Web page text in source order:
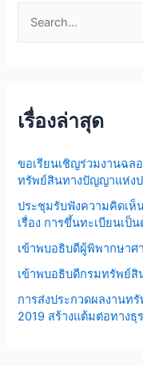
c
f
o
r
เรื่องล่าสุด
ขอเรียนเชิญร่วมงานฉล
ทรัพย์สินทางปัญญาแห่งป
ประชุมรับฟังความคิดเห็
เรื่อง การขึ้นทะเบียนเป็
เข้าพบอธิบดีผู้พิพากษา
เข้าพบอธิบดีกรมทรัพย์
การส่งประกวดผลงานท
2019 สร้างแต้มต่อทางธุ